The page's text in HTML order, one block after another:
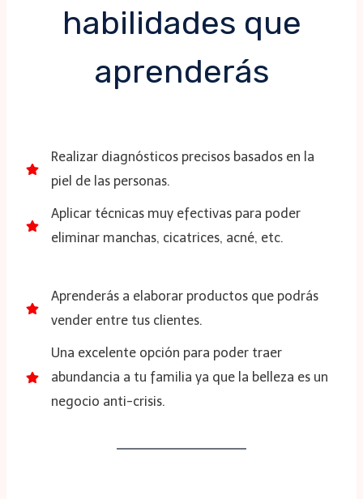
habilidades que
aprenderás
Realizar diagnósticos precisos basados en la
piel de las personas.
Aplicar técnicas muy efectivas para poder
eliminar manchas, cicatrices, acné, etc.
Aprenderás a elaborar productos que podrás
vender entre tus clientes.
Una excelente opción para poder traer
abundancia a tu familia ya que la belleza es un
negocio anti-crisis.